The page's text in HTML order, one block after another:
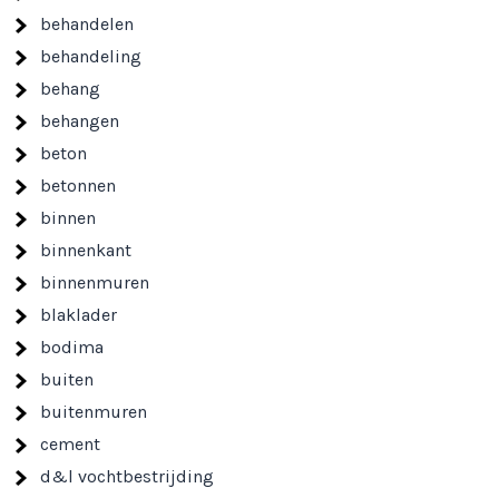
behandelen
behandeling
behang
behangen
beton
betonnen
binnen
binnenkant
binnenmuren
blaklader
bodima
buiten
buitenmuren
cement
d&l vochtbestrijding